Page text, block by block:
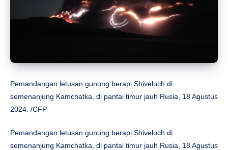
Pemandangan letusan gunung berapi Shiveluch di
semenanjung Kamchatka, di pantai timur jauh Rusia, 18 Agustus
2024. /CFP
Pemandangan letusan gunung berapi Shiveluch di
semenanjung Kamchatka, di pantai timur jauh Rusia, 18 Agustus